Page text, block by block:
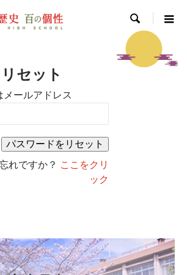

セット
ールアドレス
れですか？ ここをクリ
ック